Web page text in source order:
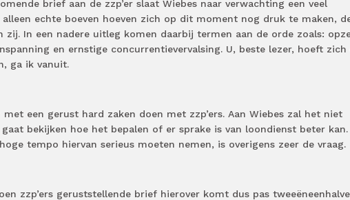
brief aan de zzp’er slaat Wiebes naar verwachting een veel
echte boeven hoeven zich op dit moment nog druk te maken,
zij. In een nadere uitleg komen daarbij termen aan de orde zoals:
en ernstige concurrentievervalsing. U, beste lezer, hoeft zich
ga ik vanuit.
met een gerust hard zaken doen met zzp’ers. Aan Wiebes zal het niet
bekijken hoe het bepalen of er sprake is van loondienst beter kan.
tempo hiervan serieus moeten nemen, is overigens zeer de vraag.
zzp’ers geruststellende brief hierover komt dus pas tweeëneenhalve